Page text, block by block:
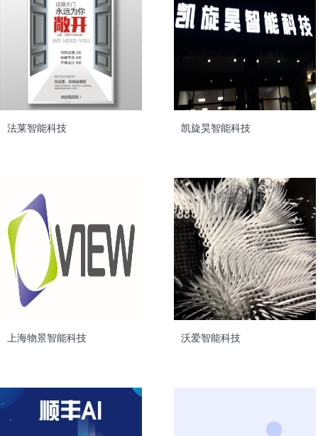
法莱智能科技 凯旋昊智能科技
上海物景智能科技 沃爱智能科技